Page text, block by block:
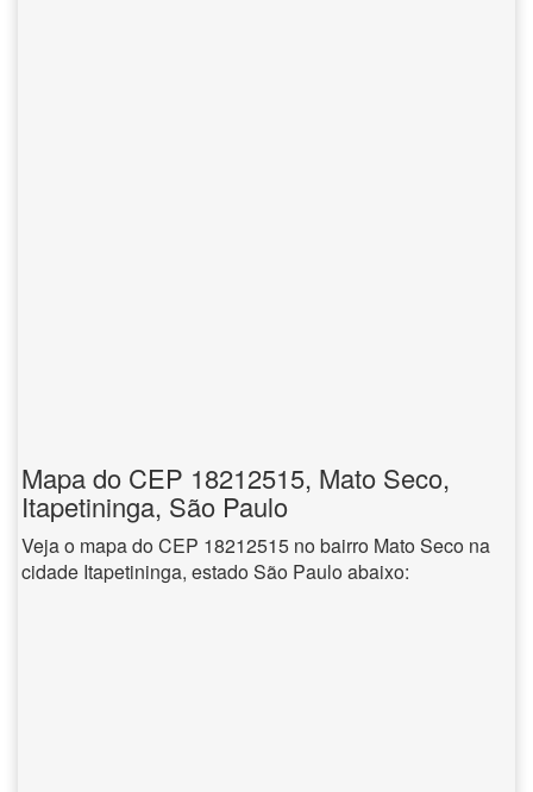
Mapa do CEP 18212515, Mato Seco,
Itapetininga, São Paulo
Veja o mapa do CEP 18212515 no bairro Mato Seco na
cidade Itapetininga, estado São Paulo abaixo: